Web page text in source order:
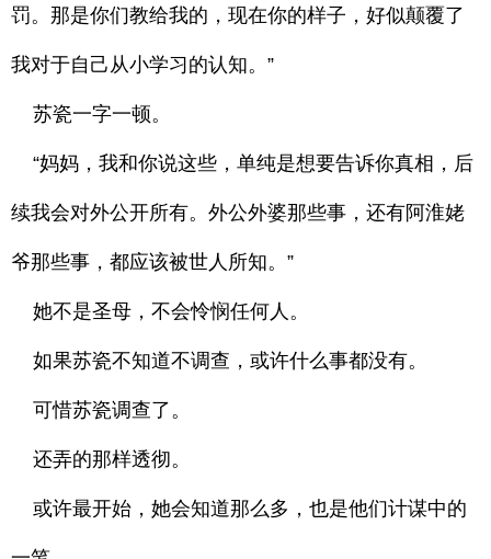
罚。那是你们教给我的，现在你的样子，好似颠覆了
我对于自己从小学习的认知。”
苏瓷一字一顿。
“妈妈，我和你说这些，单纯是想要告诉你真相，后
续我会对外公开所有。外公外婆那些事，还有阿淮姥
爷那些事，都应该被世人所知。”
她不是圣母，不会怜悯任何人。
如果苏瓷不知道不调查，或许什么事都没有。
可惜苏瓷调查了。
还弄的那样透彻。
或许最开始，她会知道那么多，也是他们计谋中的